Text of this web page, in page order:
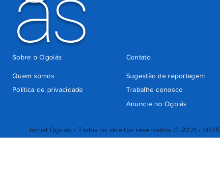
Jornal Ogoiás - Todos os direitos reservados © 2021 - 2025
Quem somos
Sugestão de reportagem
Trabalhe conosco
Política de privacidade
Anuncie no Ogoiás
Contato
Sobre o Ogoiás